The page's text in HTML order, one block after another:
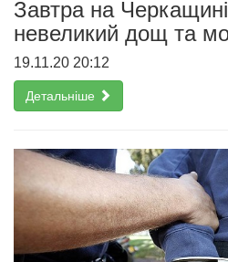
Завтра на
невеликий дощ та
19.11.20 20:12
Детальніше